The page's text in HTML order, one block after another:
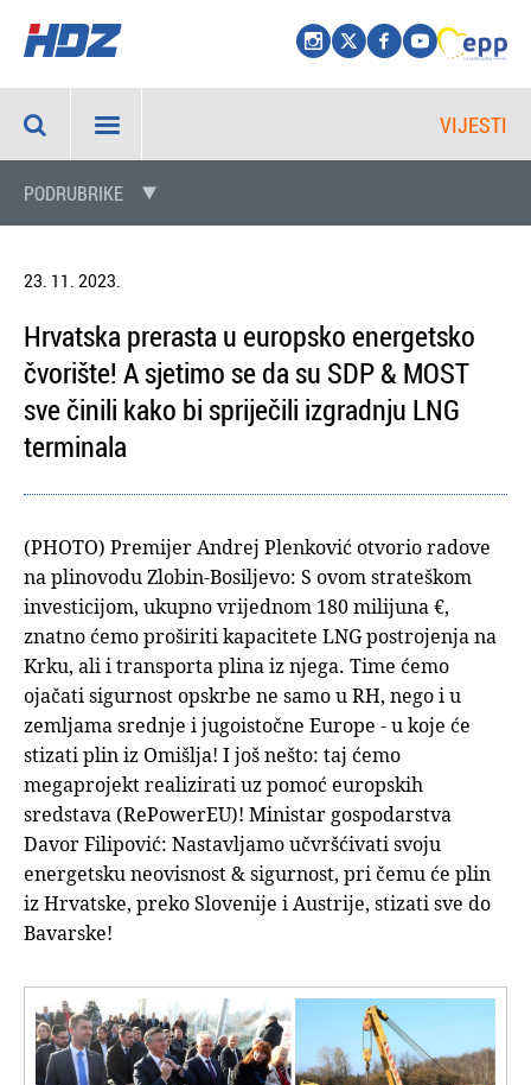
VIJESTI
PODRUBRIKE
23. 11. 2023.
Hrvatska prerasta u europsko energetsko
čvorište! A sjetimo se da su SDP & MOST
sve činili kako bi spriječili izgradnju LNG
terminala
(PHOTO) Premijer Andrej Plenković otvorio radove
na plinovodu Zlobin-Bosiljevo: S ovom strateškom
investicijom, ukupno vrijednom 180 milijuna €,
znatno ćemo proširiti kapacitete LNG postrojenja na
Krku, ali i transporta plina iz njega. Time ćemo
ojačati sigurnost opskrbe ne samo u RH, nego i u
zemljama srednje i jugoistočne Europe - u koje će
stizati plin iz Omišlja! I još nešto: taj ćemo
megaprojekt realizirati uz pomoć europskih
sredstava (RePowerEU)! Ministar gospodarstva
Davor Filipović: Nastavljamo učvršćivati svoju
energetsku neovisnost & sigurnost, pri čemu će plin
iz Hrvatske, preko Slovenije i Austrije, stizati sve do
Bavarske!